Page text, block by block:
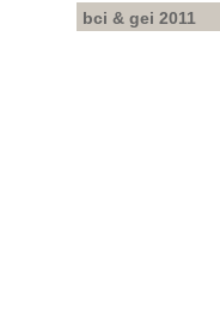
bci & gei 2011